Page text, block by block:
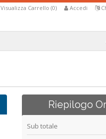
Accedi
Visualizza Carrello (0)
Riepilogo
Sub totale